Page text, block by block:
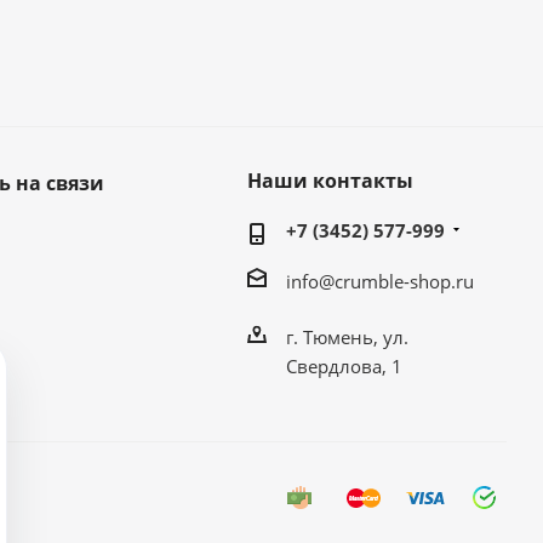
на связи Наши контакты
+7 (3452) 577-999
info@crumble-shop.ru
г. Тюмень, ул.
Свердлова, 1